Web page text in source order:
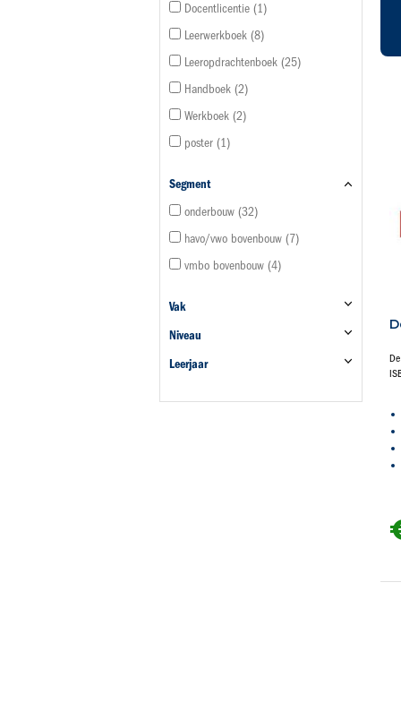
Docentlicentie 1
Leerwerkboek 8
Leeropdrachtenboek 25
Handboek 2
Werkboek 2
poster 1
Segment
onderbouw 32
havo/vwo bovenbouw 7
vmbo bovenbouw 4
Vak
Niveau
Leerjaar